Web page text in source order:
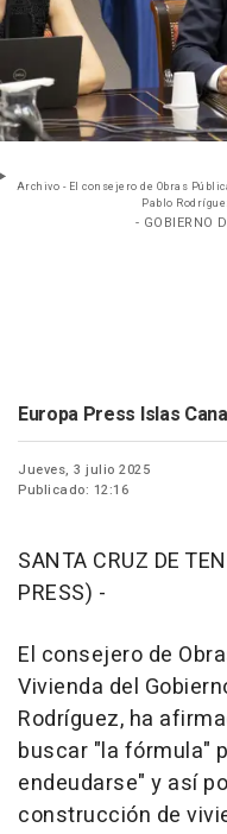
Archivo - El consejero de Obras
Pablo
- GOBIERNO
Europa Press Islas
Jueves, 3 julio 2025
Publicado: 12:16
SANTA CRUZ DE
PRESS) -
El consejero de
Vivienda del
Rodríguez, ha
buscar "la fórmula"
endeudarse" y así
construcción de